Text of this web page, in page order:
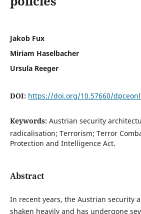
Jakob Fux
Miriam Haselbacher
Ursula Reeger
DOI: https://doi.org/10.57660/
Keywords: Austrian security
radicalisation; Terrorism; Terror
Protection and Intelligence Act.
Abstract
In recent years, the Austrian security
shaken heavily and has undergone